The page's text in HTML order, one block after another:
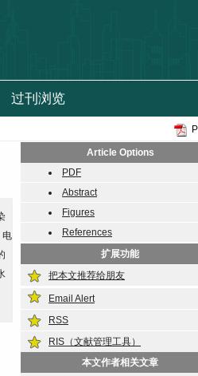
Article Options
PDF
Abstract
Figures
References
扩展功能
把本文推荐给朋友
Email Alert
RSS
RIS（文献管理工具）
本文作者相关文章
电